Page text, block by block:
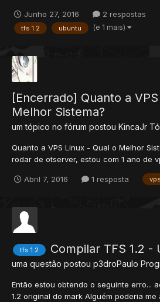
Permissão negada in /opt/lampp/
line 103 Error occured! Error ID: More
Junho 27, 2016 2 respostas
tfs 1.2 ubuntu (e 1 mais)
[Encerrado] Quanto a
Melhor Sistema?
um tópico no fórum postou KincaJr
Quanto a VPS Linux - Qual o Melhor
rodar de otserver, estou com 1 ano de
o site, tentei com sources já copiladas
Abril 7, 2016 1 resposta vps
tfs 1.2 Compilar TFS 1.2 -
uma questão postou p3droPaulo
Então estou obtendo o seguinte erro...
1.2 original do mark Alguém poderia me